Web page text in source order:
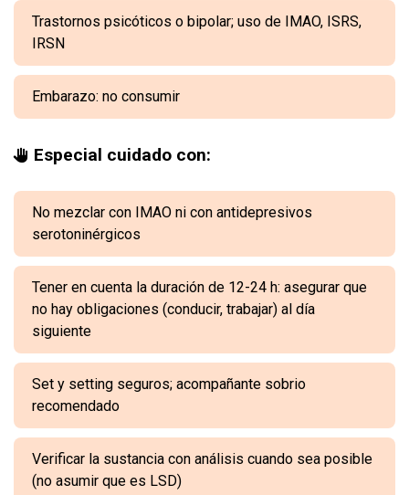
Trastornos psicóticos o bipolar; uso de IMAO, ISRS,
IRSN
Embarazo: no consumir
Especial cuidado con:
No mezclar con IMAO ni con antidepresivos
serotoninérgicos
Tener en cuenta la duración de 12-24 h: asegurar que
no hay obligaciones (conducir, trabajar) al día
siguiente
Set y setting seguros; acompañante sobrio
recomendado
Verificar la sustancia con análisis cuando sea posible
(no asumir que es LSD)